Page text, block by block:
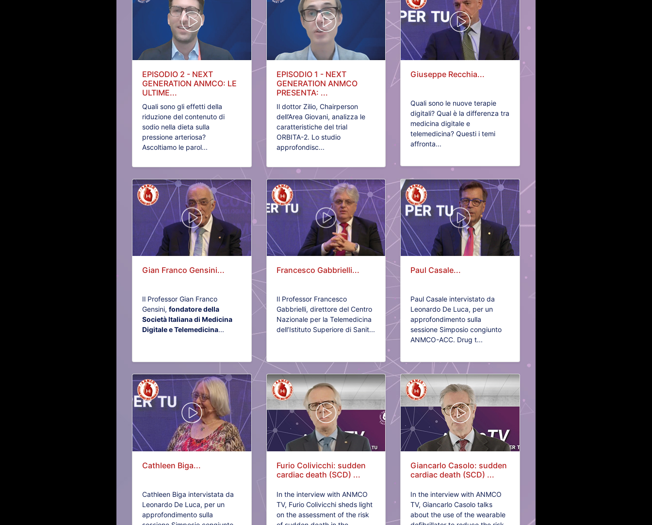
EPISODIO 2 - NEXT
GENERATION ANMCO: LE
ULTIME...
Quali sono gli effetti della
riduzione del contenuto di
sodio nella dieta sulla
pressione arteriosa?
Ascoltiamo le parol...
EPISODIO 1 - NEXT
GENERATION ANMCO
PRESENTA: ...
Il dottor Zilio, Chairperson
dell’Area Giovani, analizza le
caratteristiche del trial
ORBITA-2. Lo studio
approfondisc...
Giuseppe Recchia...
Quali sono le nuove terapie
digitali? Qual è la differenza tra
medicina digitale e
telemedicina? Questi i temi
affronta...
Gian Franco Gensini...
Il Professor Gian Franco
Gensini, fondatore della
Società Italiana di Medicina
Digitale e Telemedicina...
Francesco Gabbrielli...
Il Professor Francesco
Gabbrielli, direttore del Centro
Nazionale per la Telemedicina
dell’Istituto Superiore di Sanit...
Paul Casale...
Paul Casale intervistato da
Leonardo De Luca, per un
approfondimento sulla
sessione Simposio congiunto
ANMCO-ACC. Drug t...
Cathleen Biga...
Cathleen Biga intervistata da
Leonardo De Luca, per un
approfondimento sulla
Furio Colivicchi: sudden
cardiac death (SCD) ...
In the interview with ANMCO
TV, Furio Colivicchi sheds light
on the assessment of the risk
Giancarlo Casolo: sudden
cardiac death (SCD) ...
In the interview with ANMCO
TV, Giancarlo Casolo talks
about the use of the wearable